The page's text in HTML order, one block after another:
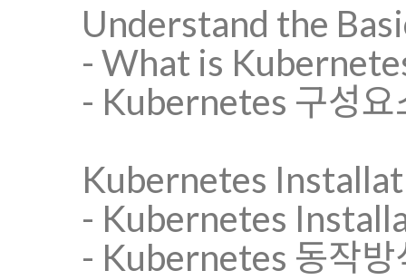
Understand the
- What is
- Kubernetes 구성요
Kubernetes
- Kubernetes
- Kubernetes 동작방